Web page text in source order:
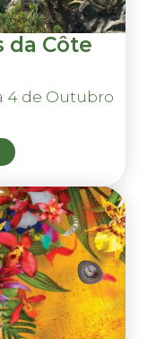
da Côte
4 de Outubro